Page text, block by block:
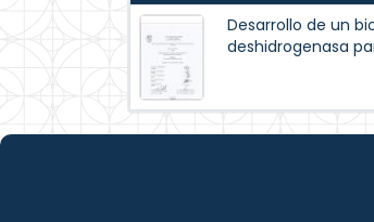
Desarrollo de un
deshidrogenasa